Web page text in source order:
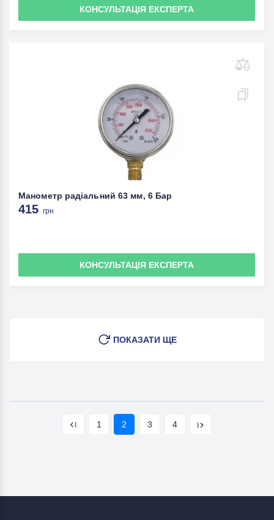
КОНСУЛЬТАЦІЯ ЕКСПЕРТА
Манометр радіальний 63 мм, 6 Бар
415 грн
КОНСУЛЬТАЦІЯ ЕКСПЕРТА
ПОКАЗАТИ ЩЕ
1 2 3 4